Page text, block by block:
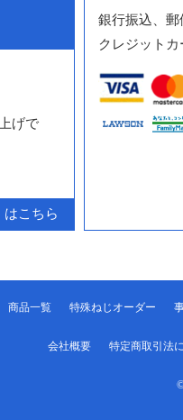
げで
はこちら
銀行振込、郵
クレジット
商品一覧 特殊ねじオーダー
会社概要 特定商取引法